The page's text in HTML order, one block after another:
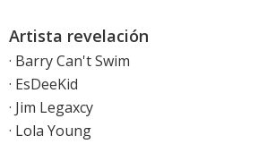
Artista revelación
· Barry Can't Swim
· EsDeeKid
· Jim Legaxcy
· Lola Young